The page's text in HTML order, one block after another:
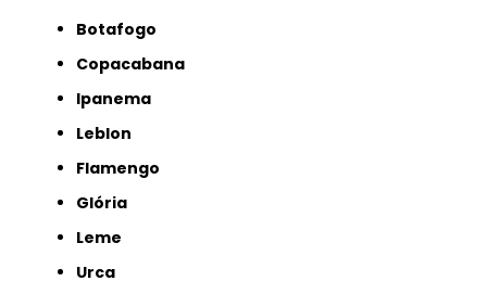
Botafogo
Copacabana
Ipanema
Leblon
Flamengo
Glória
Leme
Urca